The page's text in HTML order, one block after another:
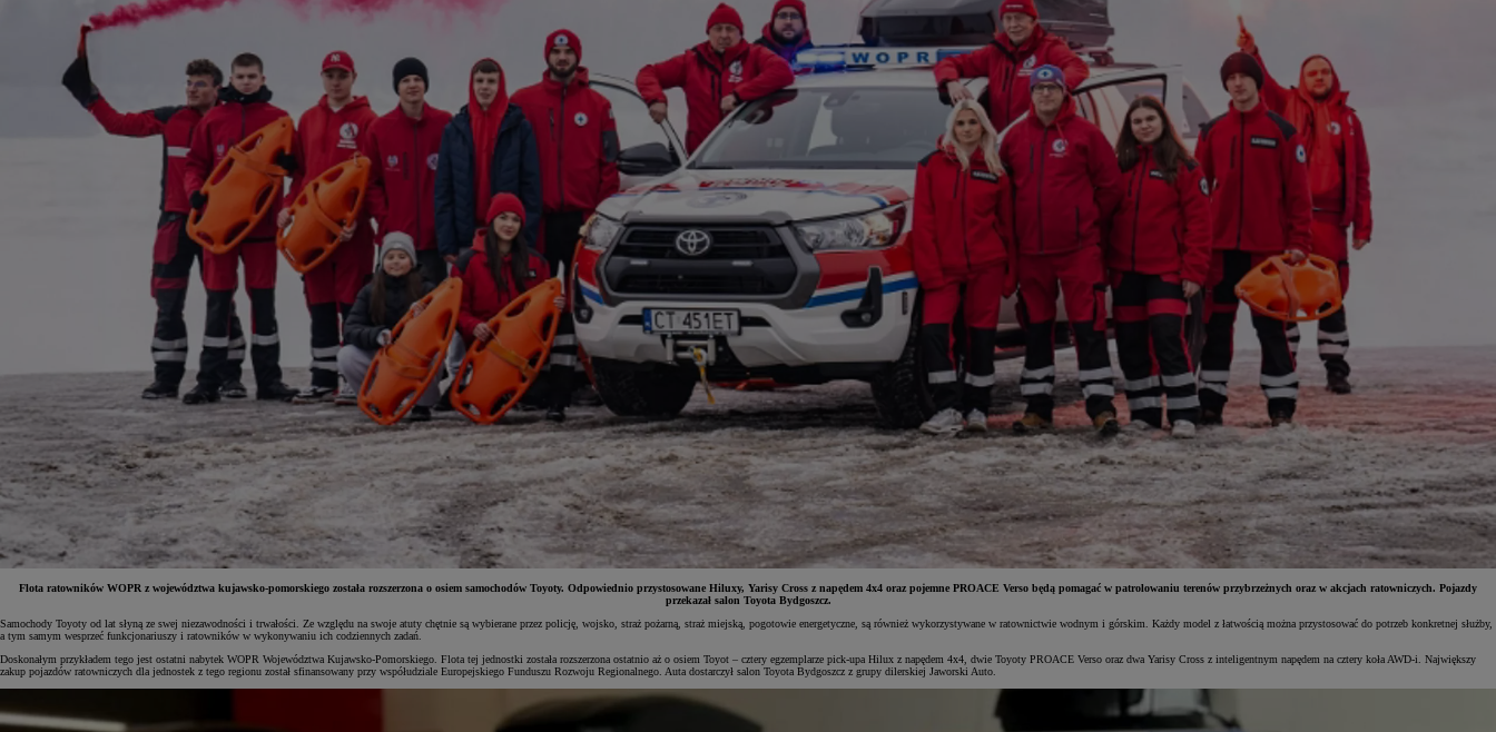
Od 81 900 zł
Yaris Cross
Flota ratowników WOPR z województwa kujawsko-pomorskiego została rozszerzona o osiem samochodów Toyoty. Odpowiednio przystosowane Hiluxy, Yarisy Cross z napędem 4x4 oraz pojemne PROACE Verso będą pomagać w patrolowaniu terenów przybrzeżnych oraz w akcjach ratowniczych. Pojazdy
przekazał salon Toyota Bydgoszcz.
Samochody Toyoty od lat słyną ze swej niezawodności i trwałości. Ze względu na swoje atuty chętnie są wybierane przez policję, wojsko, straż pożarną, straż miejską, pogotowie energetyczne, są również wykorzystywane w ratownictwie wodnym i górskim. Każdy model z łatwością można przystosować do potrzeb konkretnej służby,
a tym samym wesprzeć funkcjonariuszy i ratowników w wykonywaniu ich codziennych zadań.
Doskonałym przykładem tego jest ostatni nabytek WOPR Województwa Kujawsko-Pomorskiego. Flota tej jednostki została rozszerzona ostatnio aż o osiem Toyot – cztery egzemplarze pick-upa Hilux z napędem 4x4, dwie Toyoty PROACE Verso oraz dwa Yarisy Cross z inteligentnym napędem na cztery koła AWD-i. Największy
zakup pojazdów ratowniczych dla jednostek z tego regionu został sfinansowany przy współudziale Europejskiego Funduszu Rozwoju Regionalnego. Auta dostarczył salon Toyota Bydgoszcz z grupy dilerskiej Jaworski Auto.